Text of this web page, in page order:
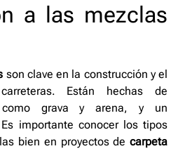
a las mezclas
son clave en la construcción y el
Están hechas de
grava y arena, y un
importante conocer los tipos
bien en proyectos de carpeta